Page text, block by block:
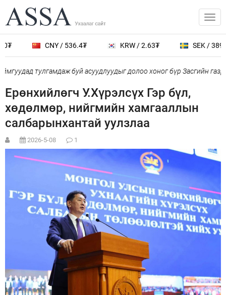
CNY / 536.4₮ KRW / 2.63₮ SEK / 389.0₮
тулгамдаж буй асуудлуудыг долоо хоног бүр Засгийн
Ерөнхийлөгч У.Хүрэлсүх Гэр бүл,
хөдөлмөр, нийгмийн хамгааллын
салбарынхантай уулзлаа
2026-5-08 1